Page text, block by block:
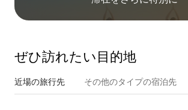
ぜひ訪⁠れ⁠た⁠い目⁠的⁠地
近場の旅行先 その他のタ⁠イ⁠プ⁠の宿⁠泊⁠先